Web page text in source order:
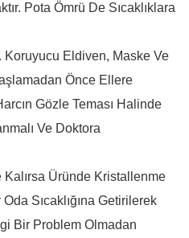
Pota Ömrü De Sıcaklıklara
Koruyucu Eldiven, Maske Ve
Önce Ellere
Gözle Teması Halinde
Ve Doktora
Kalırsa Üründe Kristallenme
Sıcaklığına Getirilerek
Bir Problem Olmadan